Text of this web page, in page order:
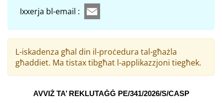
Ixxerja bl-email :
L-iskadenza għal din il-proċedura tal-għażla
għaddiet. Ma tistax tibgħat l-applikazzjoni tiegħek.
AVVIŻ TA’ REKLUTAĠĠ PE/341/2026/S/CASP